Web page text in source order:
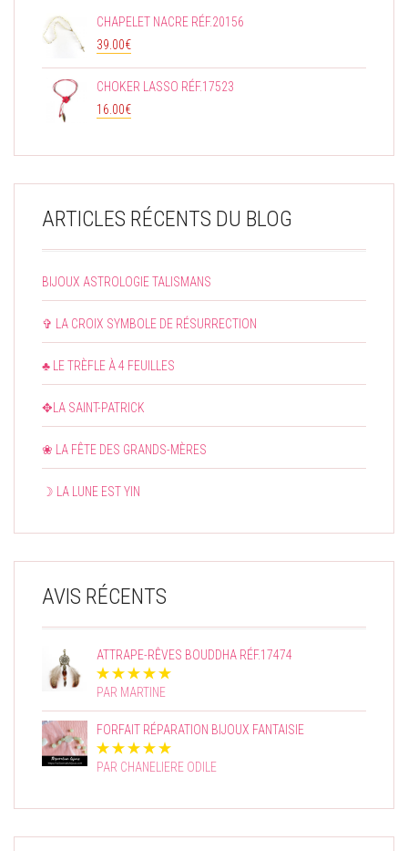
CHAPELET NACRE RÉF.20156
39.00€
CHOKER LASSO RÉF.17523
16.00€
ARTICLES RÉCENTS DU BLOG
BIJOUX ASTROLOGIE TALISMANS
✞ LA CROIX SYMBOLE DE RÉSURRECTION
♣ LE TRÈFLE À 4 FEUILLES
✥LA SAINT-PATRICK
❀ LA FÊTE DES GRANDS-MÈRES
☽ LA LUNE EST YIN
AVIS RÉCENTS
ATTRAPE-RÊVES BOUDDHA RÉF.17474
PAR MARTINE
FORFAIT RÉPARATION BIJOUX FANTAISIE
PAR CHANELIERE ODILE